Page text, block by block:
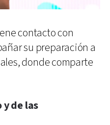
contacto con
su preparación a
donde comparte
y de las